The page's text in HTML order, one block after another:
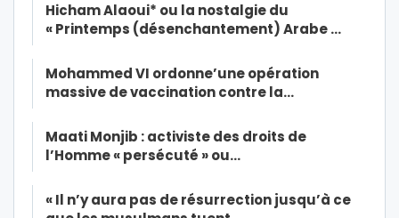
Hicham Alaoui* ou la nostalgie du
« Printemps (désenchantement) Arabe …
Mohammed VI ordonne’une opération
massive de vaccination contre la…
Maati Monjib : activiste des droits de
l’Homme « persécuté » ou…
« Il n’y aura pas de résurrection jusqu’à ce